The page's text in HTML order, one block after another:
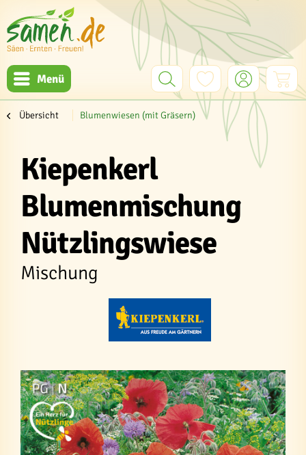
Menü
Übersicht Blumenwiesen (mit Gräsern)
Kiepenkerl
Blumenmischung
Nützlingswiese
Mischung